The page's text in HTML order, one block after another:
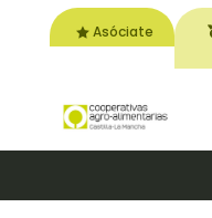
Asóciate